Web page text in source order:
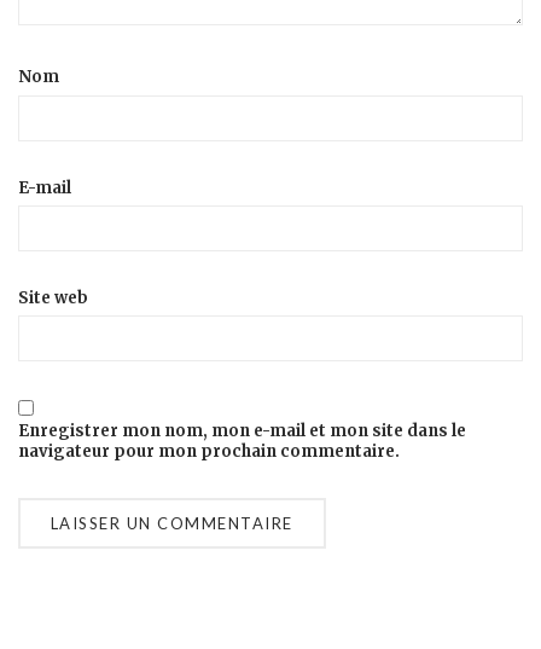
Nom
E-mail
Site web
Enregistrer mon nom, mon e-mail et mon site dans le
navigateur pour mon prochain commentaire.